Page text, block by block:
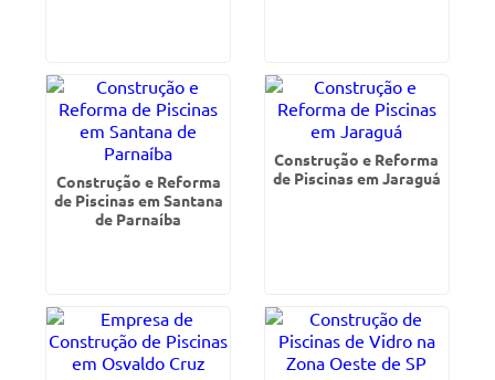
Construção e Reforma
de Piscinas em Santana
de Parnaíba
Construção e Reforma
de Piscinas em Jaraguá